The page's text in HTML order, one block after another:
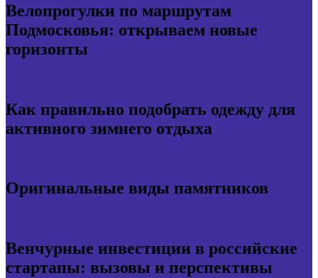
Велопрогулки по маршрутам
Подмосковья: открываем новые
горизонты
Как правильно подобрать одежду для
активного зимнего отдыха
Оригинальные виды памятников
Венчурные инвестиции в российские
стартапы: вызовы и перспективы